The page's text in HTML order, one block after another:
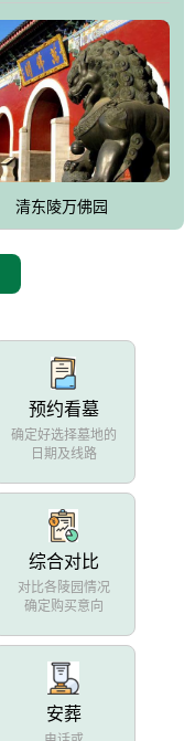
东陵的和谐统一，在园
合，充分发挥独一无二
景观、寺庙、酒店等综
元化经营项目相互依
宝塔，墓位容量8万个，
碑设计制作服务、特色
清东陵万佛园
预约看墓
确定好选择墓地的
日期及线路
综合对比
对比各陵园情况
确定购买意向
安葬